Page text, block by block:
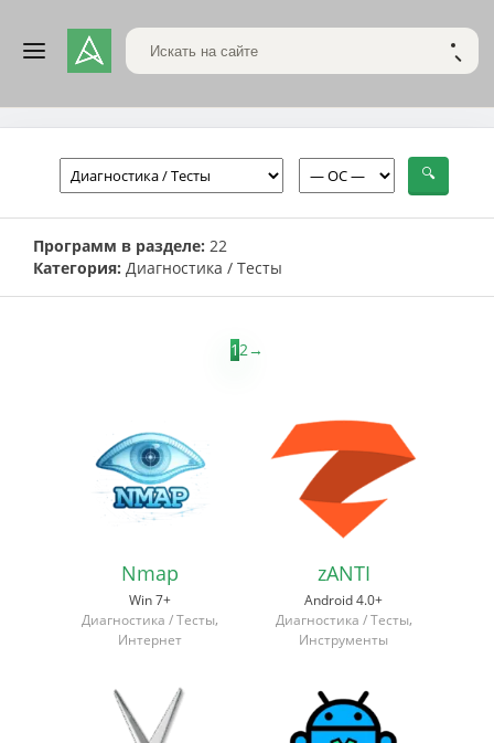
Поиск по сайту
Программ в разделе: 22
Категория: Диагностика / Тесты
12→
Nmap
Win 7+
Диагностика / Тесты,
Интернет
zANTI
Android 4.0+
Диагностика / Тесты,
Инструменты